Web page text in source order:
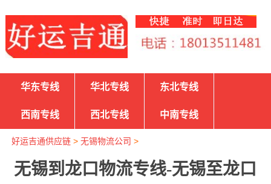
华东专线 华北专线 东北专线
西南专线 西北专线 中南专线
好运吉通供应链> 无锡物流公司 >
无锡到龙口物流专线-无锡至龙口